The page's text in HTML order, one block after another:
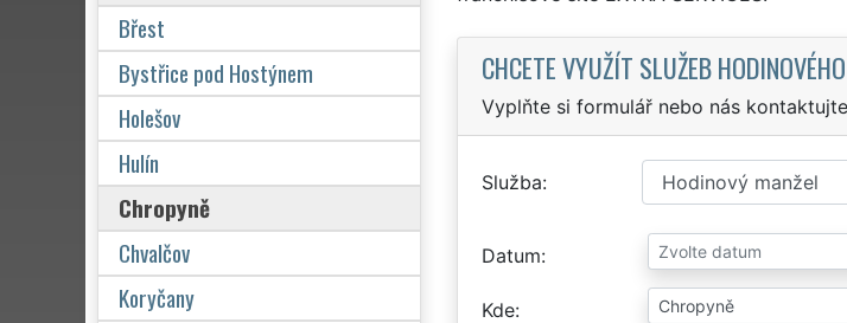
CHCETE VYUŽÍT SLUŽEB
Vyplňte si formulář nebo nás
Služba
Datum
Kde
Břest
Bystřice pod Hostýnem
Holešov
Hulín
Chropyně
Chvalčov
Koryčany